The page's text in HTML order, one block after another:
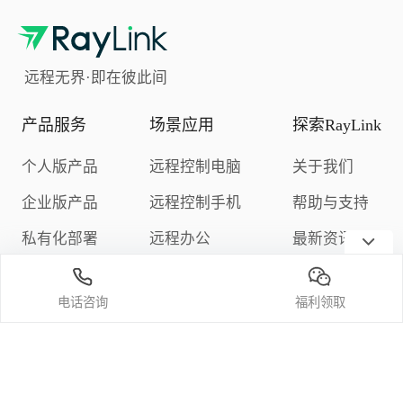
远程无界·即在彼此间
产品服务
个人版产品
企业版产品
私有化部署
下载中心
定价与购买
场景应用
远程控制电脑
远程控制手机
远程办公
探索RayLink
关于我们
帮助与支持
最新资讯
隐私政策
电话咨询 福利领取